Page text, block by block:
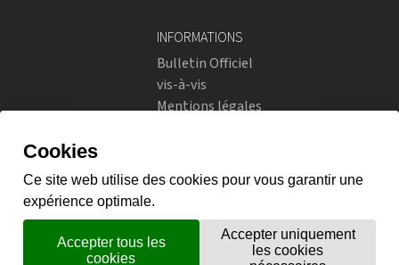
INFORMATIONS
Bulletin Officiel
vis-à-vis
Mentions légales
Instagram
flickr